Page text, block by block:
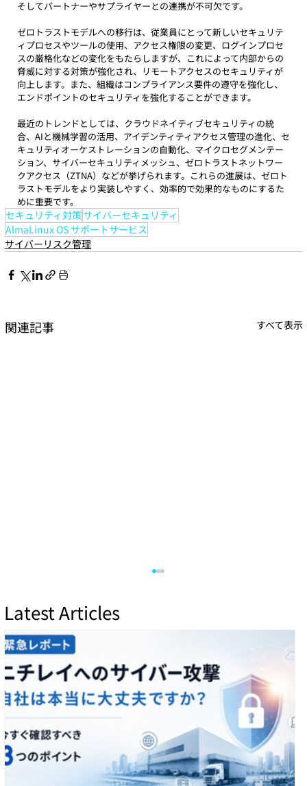
Latest Articles
そしてパートナーやサプライヤーとの連携が不可欠です。
ゼロトラストモデルへの移行は、従業員にとって新しいセキュリテ
ィプロセスやツールの使用、アクセス権限の変更、ログインプロセ
スの厳格化などの変化をもたらしますが、これによって内部からの
脅威に対する対策が強化され、リモートアクセスのセキュリティが
向上します。また、組織はコンプライアンス要件の遵守を強化し、
エンドポイントのセキュリティを強化することができます。
最近のトレンドとしては、クラウドネイティブセキュリティの統
合、AIと機械学習の活用、アイデンティティアクセス管理の進化、セ
キュリティオーケストレーションの自動化、マイクロセグメンテー
ション、サイバーセキュリティメッシュ、ゼロトラストネットワー
クアクセス（ZTNA）などが挙げられます。これらの進展は、ゼロト
ラストモデルをより実装しやすく、効率的で効果的なものにするた
めに重要です。
セキュリティ対策サイバーセキュリティ
AlmaLinux OS サポートサービス
サイバーリスク管理
関連記事 すべて表示
サイバートラストと Pipeline が
AlmaLinux OS サポートサービスの販売代
理店契約を締結